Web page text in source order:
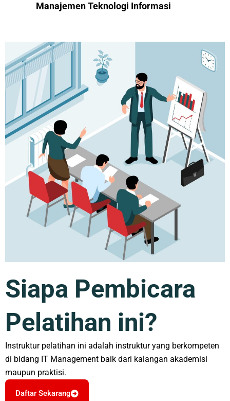
Manajemen Teknologi Informasi
Siapa Pembicara
Pelatihan ini?
Instruktur pelatihan ini adalah instruktur yang berkompeten
di bidang IT Management baik dari kalangan akademisi
maupun praktisi.
Daftar Sekarang